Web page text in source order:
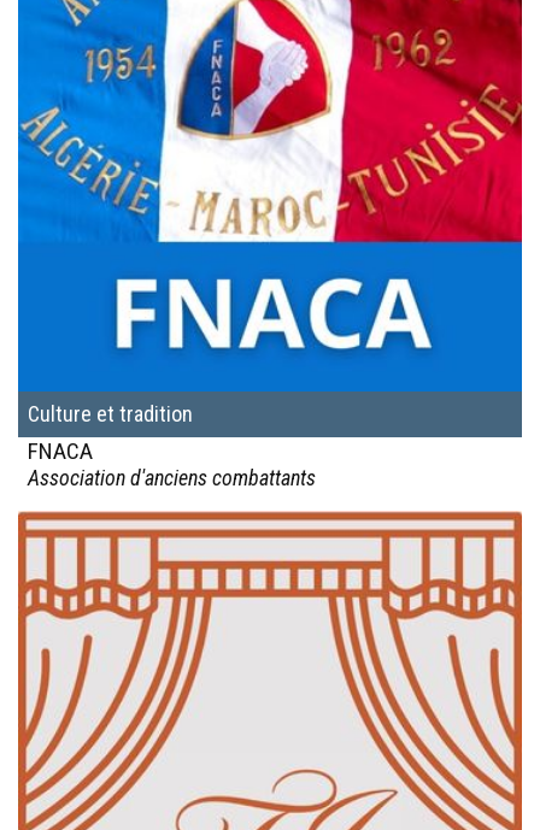
Culture et tradition
FNACA
Association d'anciens combattants